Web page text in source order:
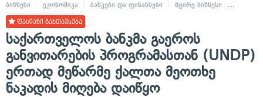
ბიზნესი
ეკონომიკა ბანკები და ფინანსები მცირე ბიზნესი
ფასიანი განთავსება
საქართველოს ბანკმა გაეროს
განვითარების პროგრამასთან (UNDP)
ერთად მეწარმე ქალთა მეოთხე
ნაკადის მიღება დაიწყო